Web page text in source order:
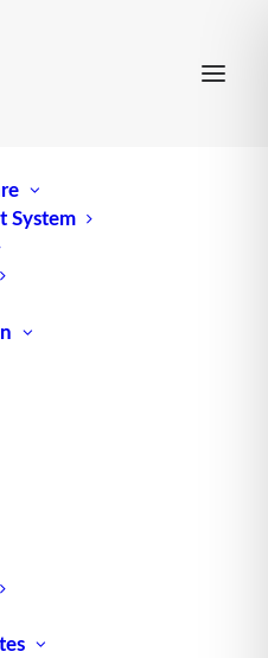
System
als Chaotic Storage
die zunehmend an
von festen
flexibel und
Plätzen im
besonders in stark
einer hohen
um die Lagerhaltung